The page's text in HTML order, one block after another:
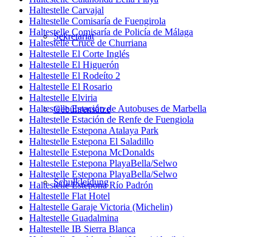
Sekretariat
Gebührensätze
Schulkleidung
Haltestelle Carvajal
Haltestelle Comisaría de Fuengirola
Haltestelle Comisaría de Policía de Málaga
Haltestelle Cruce de Churriana
Haltestelle El Corte Inglés
Haltestelle El Higuerón
Haltestelle El Rodeíto 2
Haltestelle El Rosario
Haltestelle Elviria
Haltestelle Estación de Autobuses de Marbella
Haltestelle Estación de Renfe de Fuengiola
Haltestelle Estepona Atalaya Park
Haltestelle Estepona El Saladillo
Haltestelle Estepona McDonalds
Haltestelle Estepona PlayaBella/Selwo
Haltestelle Estepona PlayaBella/Selwo
Haltestelle Estepona Río Padrón
Haltestelle Flat Hotel
Haltestelle Garaje Victoria (Michelin)
Haltestelle Guadalmina
Haltestelle IB Sierra Blanca